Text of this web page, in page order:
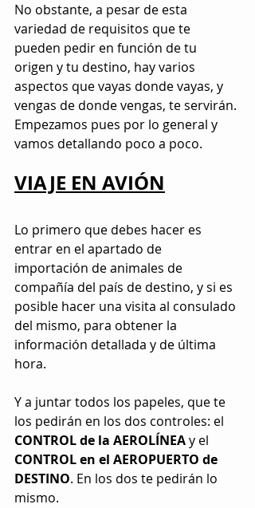
No obstante, a pesar de esta
variedad de requisitos que te
pueden pedir en función de tu
origen y tu destino, hay varios
aspectos que vayas donde vayas, y
vengas de donde vengas, te servirán.
Empezamos pues por lo general y
vamos detallando poco a poco.
VIAJE EN AVIÓN
Lo primero que debes hacer es
entrar en el apartado de
importación de animales de
compañía del país de destino, y si es
posible hacer una visita al consulado
del mismo, para obtener la
información detallada y de última
hora.
Y a juntar todos los papeles, que te
los pedirán en los dos controles: el
CONTROL de la AEROLÍNEA y el
CONTROL en el AEROPUERTO de
DESTINO. En los dos te pedirán lo
mismo.